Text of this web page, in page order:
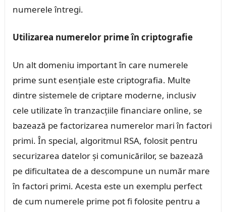
numerele întregi.
Utilizarea numerelor prime în criptografie
Un alt domeniu important în care numerele
prime sunt esențiale este criptografia. Multe
dintre sistemele de criptare moderne, inclusiv
cele utilizate în tranzacțiile financiare online, se
bazează pe factorizarea numerelor mari în factori
primi. În special, algoritmul RSA, folosit pentru
securizarea datelor și comunicărilor, se bazează
pe dificultatea de a descompune un număr mare
în factori primi. Acesta este un exemplu perfect
de cum numerele prime pot fi folosite pentru a